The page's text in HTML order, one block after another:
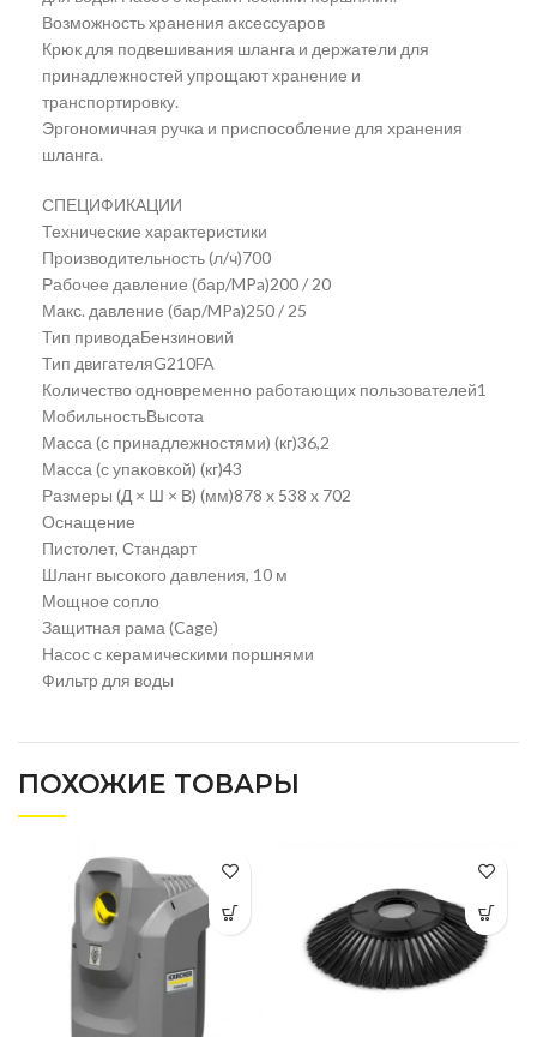
Возможность хранения аксессуаров
Крюк для подвешивания шланга и держатели для
принадлежностей упрощают хранение и
транспортировку.
Эргономичная ручка и приспособление для хранения
шланга.
СПЕЦИФИКАЦИИ
Технические характеристики
Производительность (л/ч)700
Рабочее давление (бар/MPa)200 / 20
Макс. давление (бар/MPa)250 / 25
Тип приводаБензиновий
Тип двигателяG210FA
Количество одновременно работающих пользователей1
МобильностьВысота
Масса (с принадлежностями) (кг)36,2
Масса (с упаковкой) (кг)43
Размеры (Д × Ш × В) (мм)878 x 538 x 702
Оснащение
Пистолет, Стандарт
Шланг высокого давления, 10 м
Мощное сопло
Защитная рама (Cage)
Насос с керамическими поршнями
Фильтр для воды
ПОХОЖИЕ ТОВАРЫ